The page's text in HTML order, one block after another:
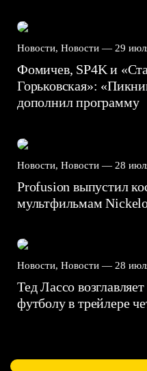
Новости, Новости — 29
Фомичев, SP4K и
Горьковская»:
дополнил программу
Новости, Новости — 28
Profusion выпустил
мультфильмам
Новости, Новости — 28
Тед Лассо
футболу в трейлере